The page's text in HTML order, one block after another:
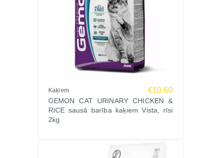
Kaķiem €10.60
GEMON CAT URINARY CHICKEN &
RICE sausā barība kaķiem Vista, rīsi
2kg